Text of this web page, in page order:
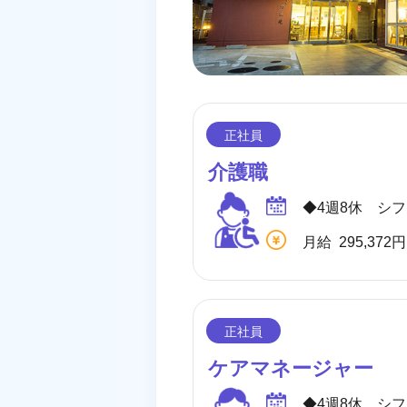
介護職
ケアマネージャー